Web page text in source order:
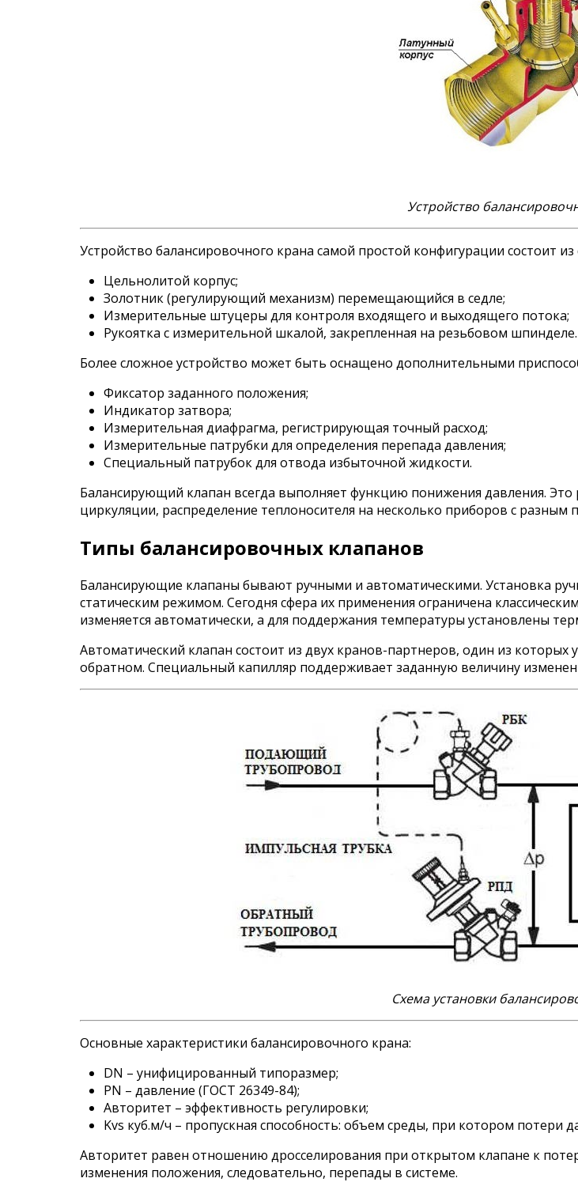
Устройство
Устройство балансировочного крана самой простой конфигурации состоит
Цельнолитой корпус;
Золотник (регулирующий механизм) перемещающийся в седле;
Измерительные штуцеры для контроля входящего и выходящего потока;
Рукоятка с измерительной шкалой, закрепленная на резьбовом шпинделе.
Более сложное устройство может быть оснащено дополнительными
Фиксатор заданного положения;
Индикатор затвора;
Измерительная диафрагма, регистрирующая точный расход;
Измерительные патрубки для определения перепада давления;
Специальный патрубок для отвода избыточной жидкости.
Балансирующий клапан всегда выполняет функцию понижения давления. Это
циркуляции, распределение теплоносителя на несколько приборов с разным
Типы балансировочных клапанов
Балансирующие клапаны бывают ручными и автоматическими. Установка
статическим режимом. Сегодня сфера их применения ограничена
изменяется автоматически, а для поддержания температуры установлены
Автоматический клапан состоит из двух кранов-партнеров, один из
обратном. Специальный капилляр поддерживает заданную величину
Схема установки
Основные характеристики балансировочного крана:
DN – унифицированный типоразмер;
PN – давление (ГОСТ 26349-84);
Авторитет – эффективность регулировки;
Kvs куб.м/ч – пропускная способность: объем среды, при котором потери
Авторитет равен отношению дросселирования при открытом клапане к
изменения положения, следовательно, перепады в системе.